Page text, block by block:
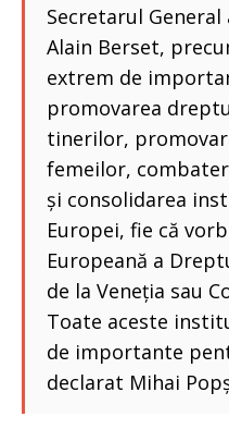
Secretarul
Alain Berset,
extrem de
promovarea
tinerilor,
femeilor,
și consolidarea
Europei, fie că
Europeană a
de la Veneția sau
Toate aceste
de importante
declarat Mihai